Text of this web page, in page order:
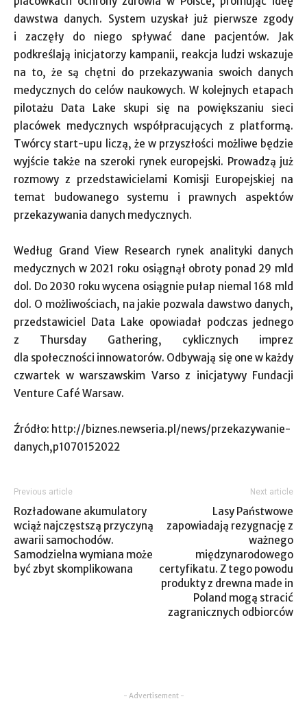
dawstwa danych. System uzyskał już pierwsze zgody
i zaczęły do niego spływać dane pacjentów. Jak
podkreślają inicjatorzy kampanii, reakcja ludzi wskazuje
na to, że są chętni do przekazywania swoich danych
medycznych do celów naukowych. W kolejnych etapach
pilotażu Data Lake skupi się na powiększaniu sieci
placówek medycznych współpracujących z platformą.
Twórcy start-upu liczą, że w przyszłości możliwe będzie
wyjście także na szeroki rynek europejski. Prowadzą już
rozmowy z przedstawicielami Komisji Europejskiej na
temat budowanego systemu i prawnych aspektów
przekazywania danych medycznych.
Według Grand View Research rynek analityki danych
medycznych w 2021 roku osiągnął obroty ponad 29 mld
dol. Do 2030 roku wycena osiągnie pułap niemal 168 mld
dol. O możliwościach, na jakie pozwala dawstwo danych,
przedstawiciel Data Lake opowiadał podczas jednego
z Thursday Gathering, cyklicznych imprez
dla społeczności innowatorów. Odbywają się one w każdy
czwartek w warszawskim Varso z inicjatywy Fundacji
Venture Café Warsaw.
Źródło: http://biznes.newseria.pl/news/przekazywanie-
danych,p1070152022
Previous article
Rozładowane akumulatory
wciąż najczęstszą przyczyną
awarii samochodów.
Samodzielna wymiana może
być zbyt skomplikowana
Next article
Lasy Państwowe
zapowiadają rezygnację z
ważnego
międzynarodowego
certyfikatu. Z tego powodu
produkty z drewna made in
Poland mogą stracić
zagranicznych odbiorców
- Advertisement -